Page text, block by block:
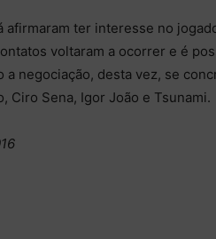
afirmaram ter interesse no
voltaram a ocorrer e é
a negociação, desta vez, se
Ciro Sena, Igor João e Tsunami.